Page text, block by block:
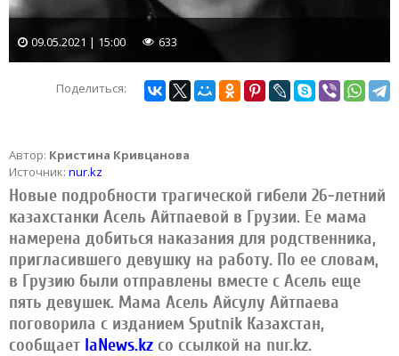
09.05.2021 | 15:00 633
Поделиться:
Автор: Кристина Кривцанова
Источник: nur.kz
Новые подробности трагической гибели 26-летний
казахстанки Асель Айтпаевой в Грузии. Ее мама
намерена добиться наказания для родственника,
пригласившего девушку на работу. По ее словам,
в Грузию были отправлены вместе с Асель еще
пять девушек. Мама Асель Айсулу Айтпаева
поговорила с изданием Sputnik Казахстан,
сообщает IaNews.kz со ссылкой на nur.kz.